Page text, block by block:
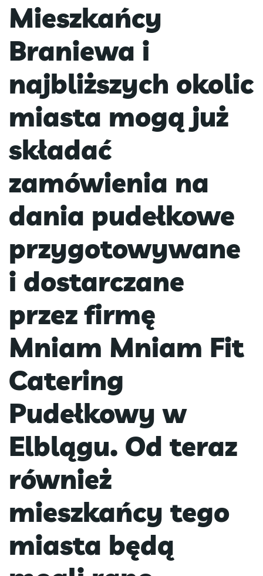
Mieszkańcy
Braniewa i
najbliższych okolic
miasta mogą już
składać
zamówienia na
dania pudełkowe
przygotowywane
i dostarczane
przez firmę
Mniam Mniam Fit
Catering
Pudełkowy w
Elblągu. Od teraz
również
mieszkańcy tego
miasta będą